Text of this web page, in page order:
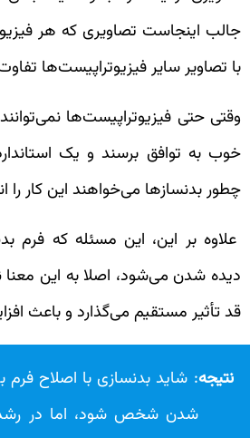
جالب اینجاست تصاویری که هر
با تصاویر سایر فیزیوتراپیست‌ها
وقتی حتی فیزیوتراپیست‌ها
خوب به توافق برسند و یک
چطور بدنسازها می‌خواهند این کار را
علاوه بر این، این مسئله که فرم
دیده شدن می‌شود، اصلا به این
قد تأثیر مستقیم می‌گذارد و باعث
نتیجه: شاید بدنسازی با اصلاح فرم
شدن شخص شود، اما در